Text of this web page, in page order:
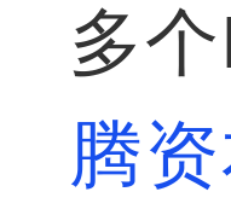
多
腾